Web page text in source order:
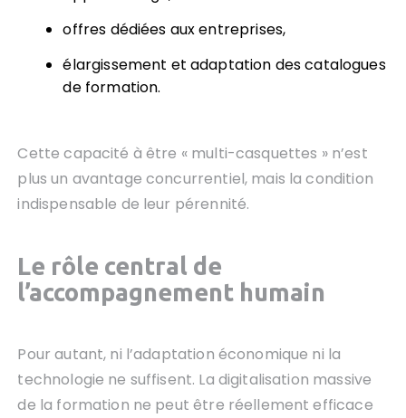
offres dédiées aux entreprises,
élargissement et adaptation des catalogues
de formation.
Cette capacité à être « multi-casquettes » n’est
plus un avantage concurrentiel, mais la condition
indispensable de leur pérennité.
Le rôle central de
l’accompagnement humain
Pour autant, ni l’adaptation économique ni la
technologie ne suffisent. La digitalisation massive
de la formation ne peut être réellement efficace